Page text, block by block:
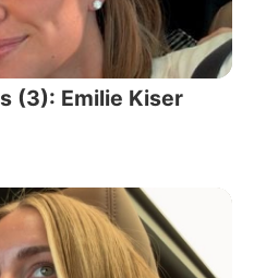
(3): Emilie Kiser